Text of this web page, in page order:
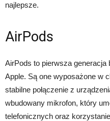
najlepsze.
AirPods
AirPods to pierwsza generacja
Apple. Są one wyposażone w
stabilne połączenie z
wbudowany mikrofon, który
telefonicznych oraz